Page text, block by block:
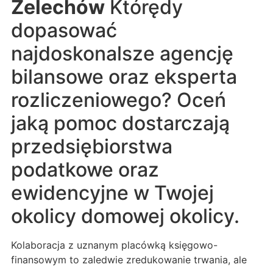
Żelechów Którędy
dopasować
najdoskonalsze agencję
bilansowe oraz eksperta
rozliczeniowego? Oceń
jaką pomoc dostarczają
przedsiębiorstwa
podatkowe oraz
ewidencyjne w Twojej
okolicy domowej okolicy.
Kolaboracja z uznanym placówką księgowo-
finansowym to zaledwie zredukowanie trwania, ale